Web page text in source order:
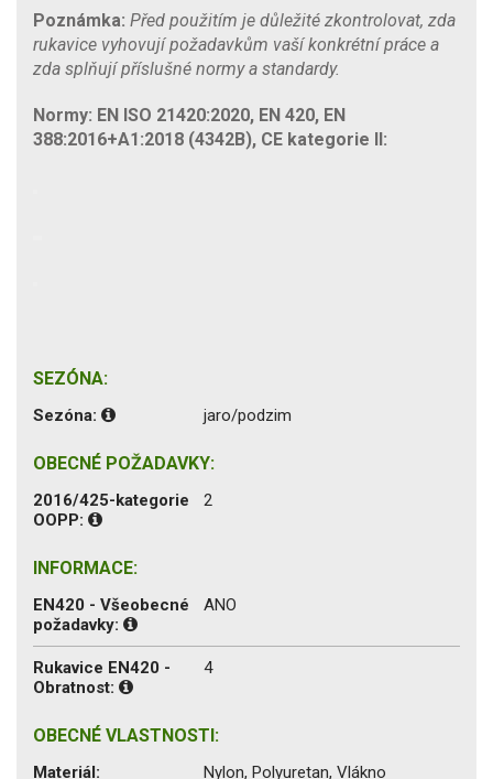
Poznámka: Před použitím je důležité zkontrolovat, zda
rukavice vyhovují požadavkům vaší konkrétní práce a
zda splňují příslušné normy a standardy.
Normy: EN ISO 21420:2020, EN 420, EN
388:2016+A1:2018 (4342B), CE kategorie II:
SEZÓNA:
Sezóna: jaro/podzim
OBECNÉ POŽADAVKY:
2016/425-kategorie
OOPP:
2
INFORMACE:
EN420 - Všeobecné
požadavky:
ANO
Rukavice EN420 -
Obratnost:
4
OBECNÉ VLASTNOSTI:
Materiál:
Nylon, Polyuretan, Vlákno